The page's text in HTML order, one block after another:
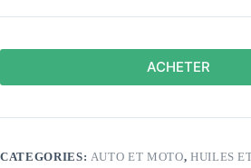
ACHETER
CATEGORIES: AUTO ET MOTO, HUILES